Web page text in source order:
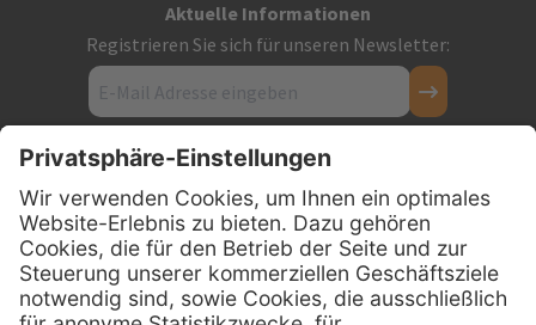
Aktuelle Informationen
Registrieren Sie sich für unseren Newsletter:
Kontakt
Firmensitz
PxD Praxis-Discount GmbH
Hans-Wunderlich-Straße 7
D-49078 Osnabrück